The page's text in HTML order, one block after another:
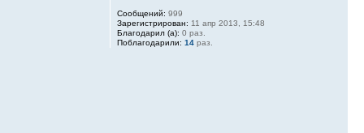
Сообщений: 999
Зарегистрирован: 11 апр 2013, 15:48
Благодарил (а): 0 раз.
Поблагодарили: 14раз.